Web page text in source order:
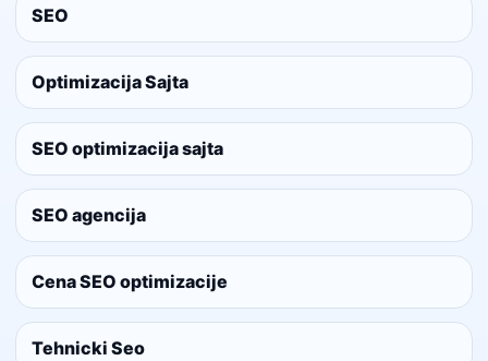
SEO
Optimizacija Sajta
SEO optimizacija sajta
SEO agencija
Cena SEO optimizacije
Tehnicki Seo